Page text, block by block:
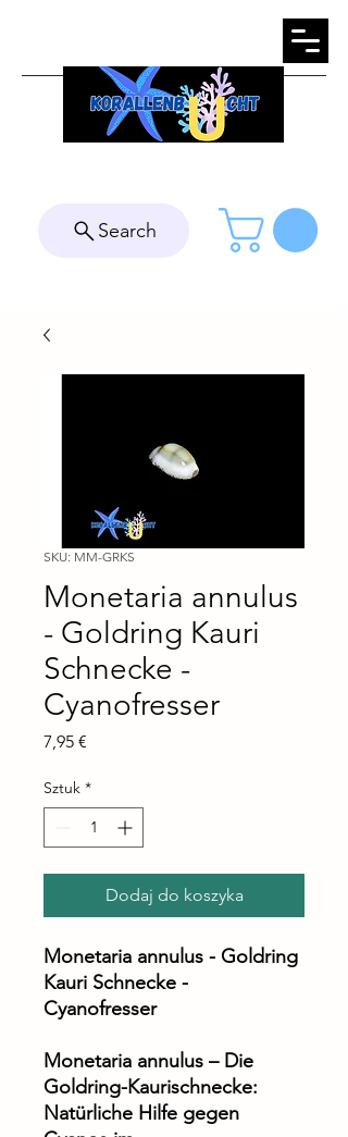
Search
SKU: MM-GRKS
Monetaria annulus
- Goldring Kauri
Schnecke -
Cyanofresser
7,95 €
Sztuk *
Dodaj do koszyka
Monetaria annulus - Goldring
Kauri Schnecke -
Cyanofresser
Monetaria annulus – Die
Goldring-Kaurischnecke:
Natürliche Hilfe gegen